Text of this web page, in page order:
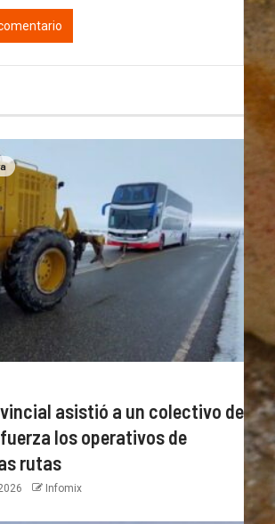
asistió a un colectivo de
los operativos de
rutas
Infomix